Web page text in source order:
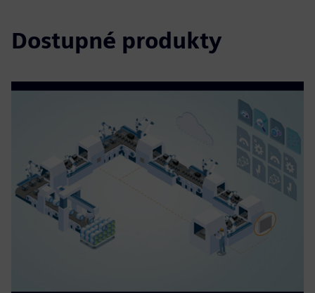
Dostupné produkty